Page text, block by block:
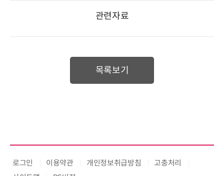
관련자료
목록보기
로그인 이용약관 개인정보취급방침
고충처리